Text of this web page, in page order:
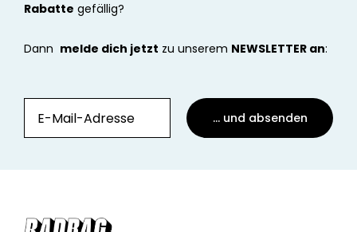
Rabatte gefällig?
Dann melde dich jetzt zu unserem NEWSLETTER an:
... und absenden